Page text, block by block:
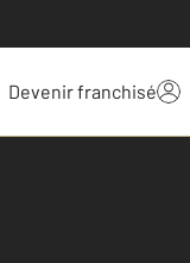
Devenir franchisé